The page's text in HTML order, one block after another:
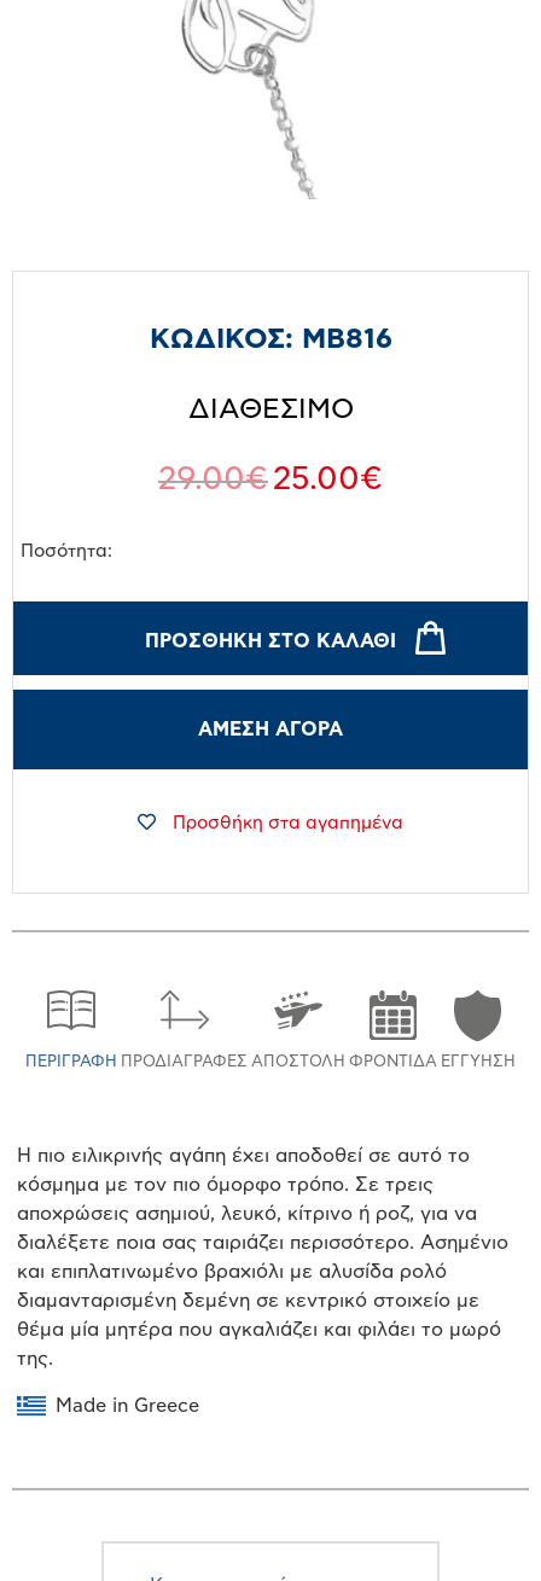
ΚΩΔΙΚΟΣ: MB816
ΔΙΑΘΕΣΙΜΟ
29.00€25.00€
Ποσότητα:
ΠΡΟΣΘΉΚΗ ΣΤΟ ΚΑΛΆΘΙ
ΑΜΕΣΗ ΑΓΟΡΑ
Προσθήκη στα αγαπημένα
ΠΕΡΙΓΡΑΦΉ ΠΡΟΔΙΑΓΡΑΦΈΣ ΑΠΟΣΤΟΛΉ ΦΡΟΝΤΊΔΑ ΕΓΓΎΗΣΗ
Η πιο ειλικρινής αγάπη έχει αποδοθεί σε αυτό το
κόσμημα με τον πιο όμορφο τρόπο. Σε τρεις
αποχρώσεις ασημιού, λευκό, κίτρινο ή ροζ, για να
διαλέξετε ποια σας ταιριάζει περισσότερο. Ασημένιο
και επιπλατινωμένο βραχιόλι με αλυσίδα ρολό
διαμανταρισμένη δεμένη σε κεντρικό στοιχείο με
θέμα μία μητέρα που αγκαλιάζει και φιλάει το μωρό
της.
Made in Greece